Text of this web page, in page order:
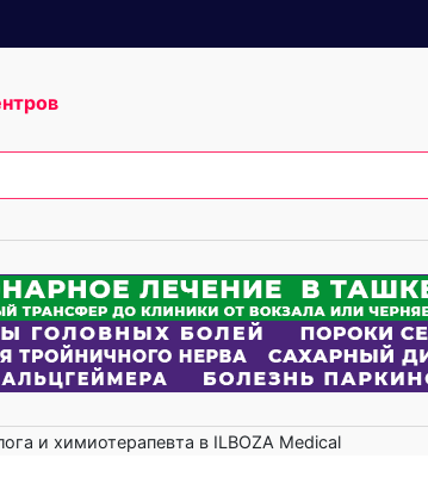
и химиотерапевта в ILBOZA Medical